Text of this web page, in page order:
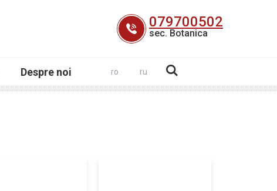
079700502
sec. Botanica
Despre noi ro ru